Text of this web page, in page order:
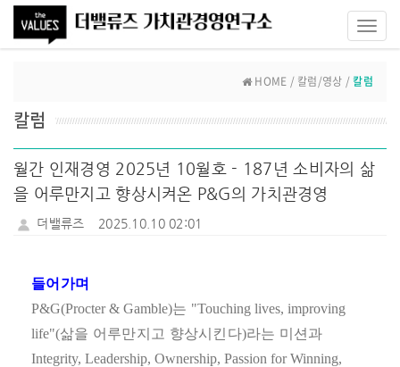
HOME / 칼럼/영상 /칼럼
칼럼
월간 인재경영 2025년 10월호 - 187년 소비자의 삶
을 어루만지고 향상시켜온 P&G의 가치관경영
더밸류즈 2025.10.10 02:01
들어가며
P&G(Procter & Gamble)는 "Touching lives, improving
life"(삶을 어루만지고 향상시킨다)라는 미션과
Integrity, Leadership, Ownership, Passion for Winning,